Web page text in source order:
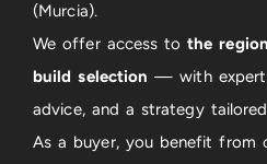
(Murcia).
We offer access tothe
build selection — with expert
advice, and a strategy
As a buyer, you benefit from